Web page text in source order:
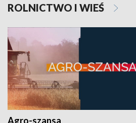
ROLNICTWO I WIEŚ
Agro-szansa